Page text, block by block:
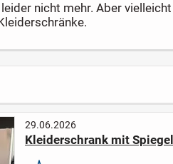
nicht mehr. Aber
29.06.2026
Kleiderschrank mit Spiegel